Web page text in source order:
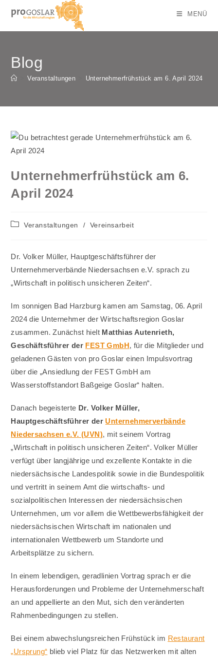
Inhalt
springen
MENÜ
Blog
Veranstaltungen Unternehmerfrühstück am 6. April 2024
Unternehmerfrühstück am 6.
April 2024
Beitrags-
Veranstaltungen / Vereinsarbeit
Dr. Volker Müller, Hauptgeschäftsführer der
Unternehmerverbände Niedersachsen e.V. sprach zu
„Wirtschaft in politisch unsicheren Zeiten“.
Im sonnigen Bad Harzburg kamen am Samstag, 06. April
2024 die Unternehmer der Wirtschaftsregion Goslar
zusammen. Zunächst hielt Matthias Autenrieth,
Geschäftsführer der FEST GmbH, für die Mitglieder und
geladenen Gästen von pro Goslar einen Impulsvortrag
über die „Ansiedlung der FEST GmbH am
Wasserstoffstandort Baßgeige Goslar“ halten.
Danach begeisterte Dr. Volker Müller,
Hauptgeschäftsführer der Unternehmerverbände
Niedersachsen e.V. (UVN), mit seinem Vortrag
„Wirtschaft in politisch unsicheren Zeiten“. Volker Müller
verfügt über langjährige und exzellente Kontakte in die
niedersächsische Landespolitik sowie in die Bundespolitik
und vertritt in seinem Amt die wirtschafts- und
sozialpolitischen Interessen der niedersächsischen
Unternehmen, um vor allem die Wettbewerbsfähigkeit der
niedersächsischen Wirtschaft im nationalen und
internationalen Wettbewerb um Standorte und
Arbeitsplätze zu sichern.
In einem lebendigen, geradlinien Vortrag sprach er die
Herausforderungen und Probleme der Unternehmerschaft
an und appellierte an den Mut, sich den veränderten
Rahmenbedingungen zu stellen.
Bei einem abwechslungsreichen Frühstück im Restaurant
„Ursprung“ blieb viel Platz für das Netzwerken mit alten